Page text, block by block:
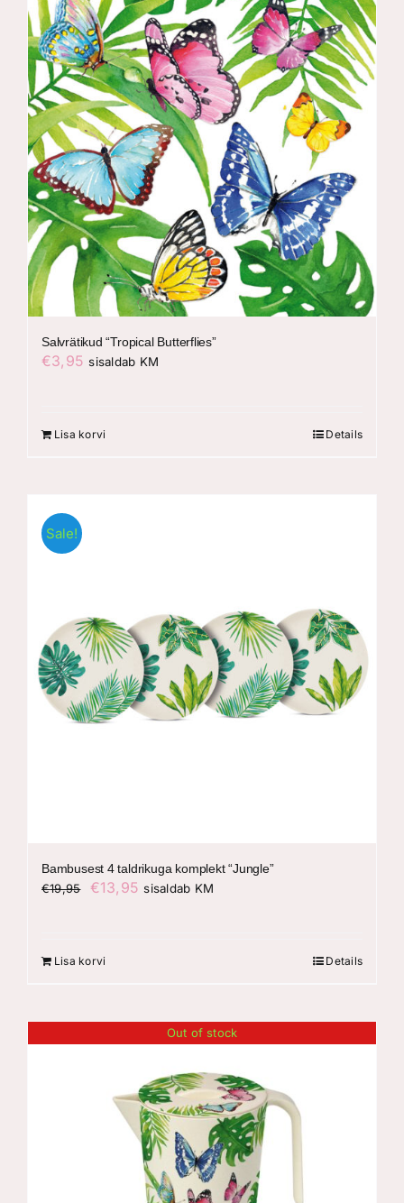
Salvrätikud “Tropical Butterflies”
€3,95 sisaldab KM
Lisa korvi Details
Sale!
Bambusest 4 taldrikuga komplekt “Jungle”
€19,95
Algne
€19,95.
€13,95 Praegune
sisaldab KM
Lisa korvi Details
Out of stock